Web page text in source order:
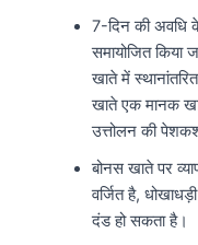
7-दिन की अवधि
समायोजित किया
खाते में
खाते एक मानक
उत्तोलन की
बोनस खाते पर
वर्जित है,
दंड हो सकता है।